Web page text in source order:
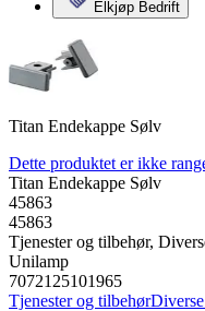
Elkjøp Bedrift
Titan Endekappe Sølv
Dette produktet er ikke
Titan Endekappe Sølv
45863
45863
Tjenester og tilbehør,
Unilamp
7072125101965
Tjenester og tilbehør